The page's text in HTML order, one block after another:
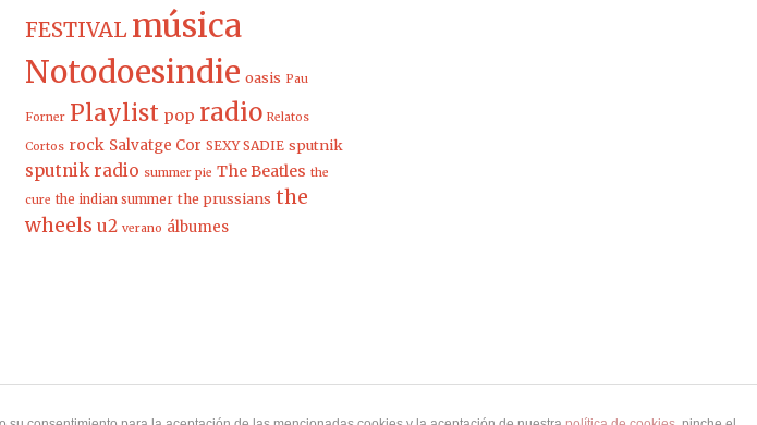
FESTIVAL música
Notodoesindie oasis Pau
Forner Playlist pop radio Relatos
Cortos rock Salvatge Cor SEXY SADIE sputnik
sputnik radio summer pie The Beatles the
cure the indian summer the prussians the
wheels u2 verano álbumes